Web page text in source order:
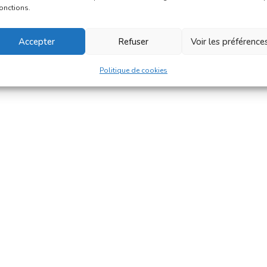
Accepter Refuser Voir les
Politique de cookies